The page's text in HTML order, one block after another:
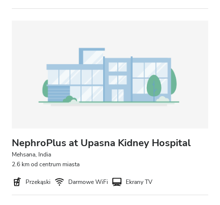
NephroPlus at Upasna Kidney Hospital
Mehsana, India
2.6 km od centrum miasta
Przekąski Darmowe WiFi Ekrany TV